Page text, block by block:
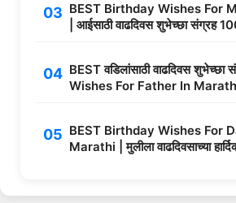
BEST Birthday Wishes For
| आईसाठी वाढदिवस शुभेच्छा संग्रह
BEST वडिलांसाठी वाढदिवस
Wishes For Father In
BEST Birthday Wishes For
Marathi | मुलीला वाढदिवसाच्या